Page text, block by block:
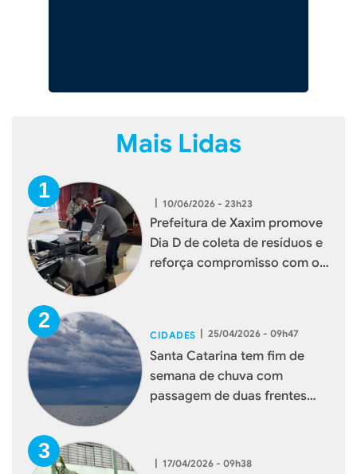
Mais Lidas
| 10/06/2026 - 23h23
Prefeitura de Xaxim promove
Dia D de coleta de resíduos e
reforça compromisso com o
CIDADES | 25/04/2026 - 09h47
Santa Catarina tem fim de
semana de chuva com
passagem de duas frentes
| 17/04/2026 - 09h38